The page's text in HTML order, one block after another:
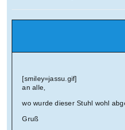
[smiley=jassu.gif]
an alle,
wo wurde dieser Stuhl wohl
Gruß